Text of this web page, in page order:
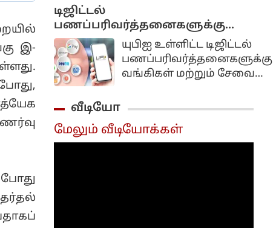
இ-
நேரடியாக
கேட்டறிவதற்காக வரும்
செப்டம்பர் மாதம் 'கியா
போல்டி பப்ளிக்'என்ற
நாடு தழுவிய
தொடங்கவுள்ளதாக
அறிவித்துள்ளார்.
டிஜிட்டல்
பணப்பரிவர்த்தனைகளுக்கு
கட்டணம் வசூலிக்கும் சட்ட
மசோதா.. மக்களவையில்
நிறைவேற்றம்...
யுபிஐ உள்ளிட்ட டிஜிட்டல்
பணப்பரிவர்த்தனைகளுக்கு
வங்கிகள் மற்றும் சேவை
மசோதா மக்களவையில்
நிறைவேற்றப்பட்டுள்ளது.
வீடியோ
மேலும் வீடியோக்கள்